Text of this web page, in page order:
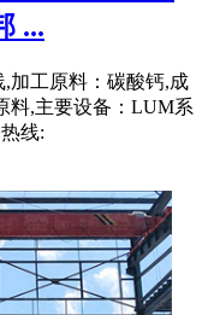
...
加工原料：碳酸钙,成
料,主要设备：LUM系
线: